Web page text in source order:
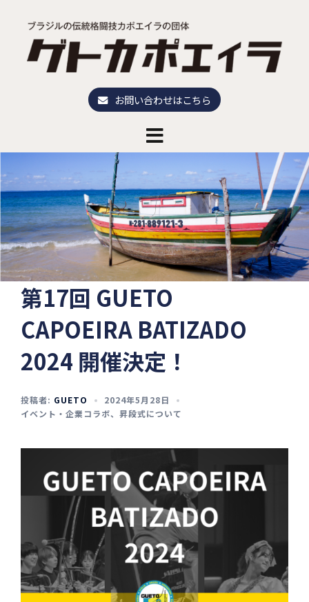
ッ
プ
お問い合わせはこちら
第17回 GUETO
CAPOEIRA BATIZADO
2024 開催決定！
投稿者: GUETO
2024年5月28日
イベント・企業コラボ、 昇段式について